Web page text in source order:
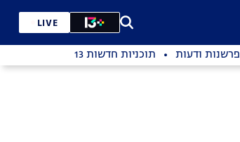
LIVE
פרשנות ודעות תוכניות חדשות 13